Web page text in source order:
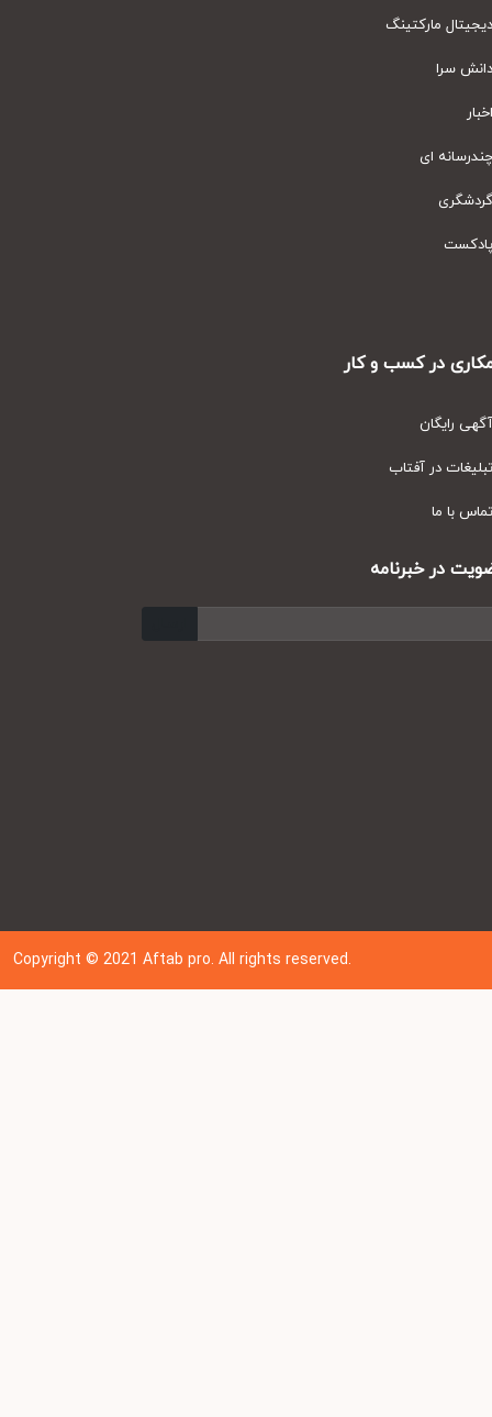
مارکتینگ
سرا
ای
در کسب و کار
رایگان
در آفتاب
با ما
در خبرنامه
Copyright © 202 1Aftab pro. All rights reserved.